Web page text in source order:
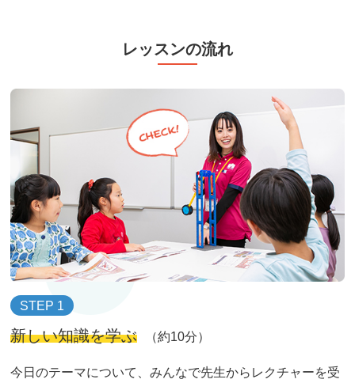
レッスンの流れ
STEP 1
新しい知識を学ぶ （約10分）
今日のテーマについて、みんなで先生からレクチャーを受